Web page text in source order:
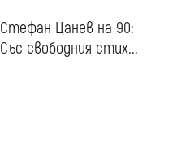
Стефан Цанев на 90:
Със свободния стих...